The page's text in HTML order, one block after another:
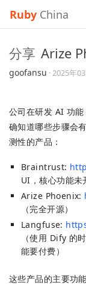
Ruby China
分享 Arize
goofansu ·2025年
公司在研发 AI 功
确知道哪些步骤会
测性的产品：
Braintrust:
UI，核心功能未
Arize Phoenix:
（完全开源）
Langfuse:
（使用 Dify 的
能要付费）
这些产品的主要功能